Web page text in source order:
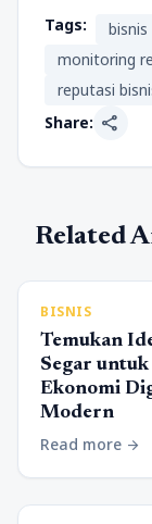
Tags: bisnis
monitoring
reputasi
Share: share
Related
BISNIS
Temukan
Segar
Ekonomi
Modern
Read more arrow_forward